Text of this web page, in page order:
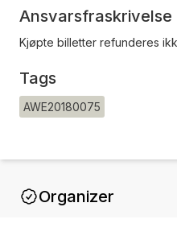
Ansvarsfraskrivelse
Kjøpte billetter refunderes
Tags
AWE20180075
Organizer